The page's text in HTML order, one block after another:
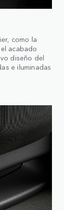
como la
acabado
diseño del
e iluminadas